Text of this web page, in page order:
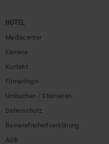
HOTEL
Mediacenter
Karriere
Kontakt
Firmenlogin
Umbuchen / Stornieren
Datenschutz
Barrierefreiheitserklärung
AGB